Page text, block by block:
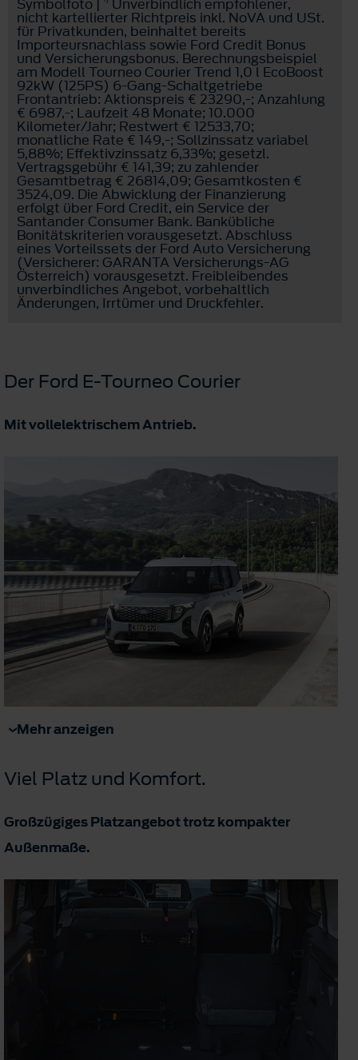
nicht kartellierter Richtpreis inkl. NoVA und USt.
für Privatkunden, beinhaltet bereits
Importeursnachlass sowie Ford Credit Bonus
und Versicherungsbonus. Berechnungsbeispiel
am Modell Tourneo Courier Trend 1,0 l EcoBoost
92kW (125PS) 6-Gang-Schaltgetriebe
Frontantrieb: Aktionspreis € 23290,-; Anzahlung
€ 6987,-; Laufzeit 48 Monate; 10.000
Kilometer/Jahr; Restwert € 12533,70;
monatliche Rate € 149,-; Sollzinssatz variabel
5,88%; Effektivzinssatz 6,33%; gesetzl.
Vertragsgebühr € 141,39; zu zahlender
Gesamtbetrag € 26814,09; Gesamtkosten €
3524,09. Die Abwicklung der Finanzierung
erfolgt über Ford Credit, ein Service der
Santander Consumer Bank. Bankübliche
Bonitätskriterien vorausgesetzt. Abschluss
eines Vorteilssets der Ford Auto Versicherung
(Versicherer: GARANTA Versicherungs-AG
Österreich) vorausgesetzt. Freibleibendes
unverbindliches Angebot, vorbehaltlich
Änderungen, Irrtümer und Druckfehler.
Der Ford E-Tourneo Courier
Mit vollelektrischem Antrieb.
Mehr anzeigen
Viel Platz und Komfort.
Großzügiges Platzangebot trotz kompakter
Außenmaße.